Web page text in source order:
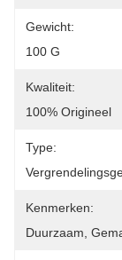
Gewicht:
100 G
Kwaliteit:
100% Origineel
Type:
Kenmerken:
Duurzaam,